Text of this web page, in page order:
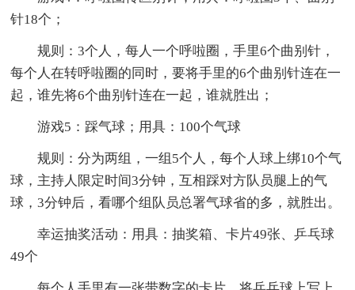
针18个；
规则：3个人，每人一个呼啦圈，手里6个曲别针，
每个人在转呼啦圈的同时，要将手里的6个曲别针连在一
起，谁先将6个曲别针连在一起，谁就胜出；
游戏5：踩气球；用具：100个气球
规则：分为两组，一组5个人，每个人球上绑10个气
球，主持人限定时间3分钟，互相踩对方队员腿上的气
球，3分钟后，看哪个组队员总署气球省的多，就胜出。
幸运抽奖活动：用具：抽奖箱、卡片49张、乒乓球
49个